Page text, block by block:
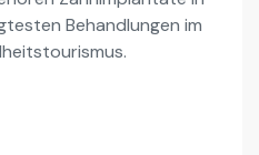
Behandlungen im